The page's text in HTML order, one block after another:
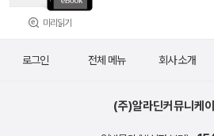
미리읽기
로그인 전체 메뉴 회사 소개
(주)알라딘커뮤니케